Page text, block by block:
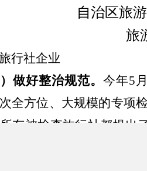
自治区旅
旅
行社企业
）做好整治规范。今年5
全方位、大规模的专项
有被检查旅行社都提出